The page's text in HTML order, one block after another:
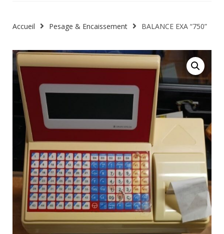
Accueil Pesage & Encaissement BALANCE EXA “750”